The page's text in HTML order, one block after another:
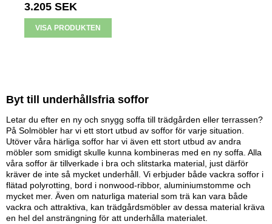
3.205 SEK
VISA PRODUKTEN
Byt till underhållsfria soffor
Letar du efter en ny och snygg soffa till trädgården eller terrassen?
På Solmöbler har vi ett stort utbud av soffor för varje situation.
Utöver våra härliga soffor har vi även ett stort utbud av andra
möbler som smidigt skulle kunna kombineras med en ny soffa. Alla
våra soffor är tillverkade i bra och slitstarka material, just därför
kräver de inte så mycket underhåll. Vi erbjuder både vackra soffor i
flätad polyrotting, bord i nonwood-ribbor, aluminiumstomme och
mycket mer. Även om naturliga material som trä kan vara både
vackra och attraktiva, kan trädgårdsmöbler av dessa material kräva
en hel del ansträngning för att underhålla materialet.